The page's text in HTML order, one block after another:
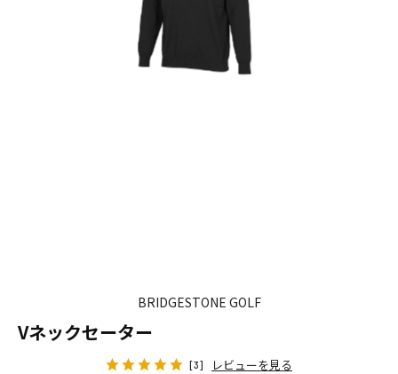
BRIDGESTONE GOLF
Vネックセーター
[3] レビューを見る